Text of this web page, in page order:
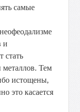
самые
и
стать
Тем
истощены,
это касается